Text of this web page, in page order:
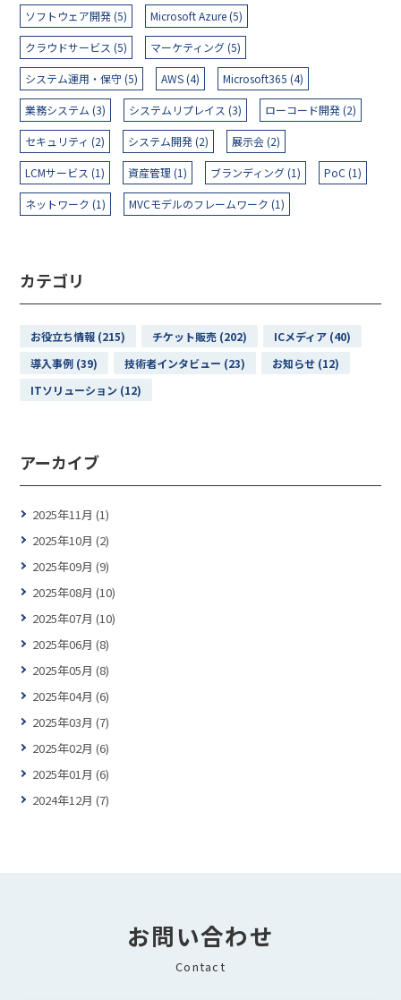
ソフトウェア開発 (5) Microsoft Azure (5)
クラウドサービス (5) マーケティング (5)
システム運用・保守 (5) AWS (4) Microsoft365 (4)
業務システム (3) システムリプレイス (3) ローコード開発 (2)
セキュリティ (2) システム開発 (2) 展示会 (2)
LCMサービス (1) 資産管理 (1) ブランディング (1) PoC (1)
ネットワーク (1) MVCモデルのフレームワーク (1)
カテゴリ
お役立ち情報 (215) チケット販売 (202)
ICメディア (40)
導入事例 (39)
技術者インタビュー (23)
お知らせ (12)
ITソリューション (12)
アーカイブ
2025年11月 (1)
2025年10月 (2)
2025年09月 (9)
2025年08月 (10)
2025年07月 (10)
2025年06月 (8)
2025年05月 (8)
2025年04月 (6)
2025年03月 (7)
2025年02月 (6)
2025年01月 (6)
2024年12月 (7)
お問い合わせ
Contact